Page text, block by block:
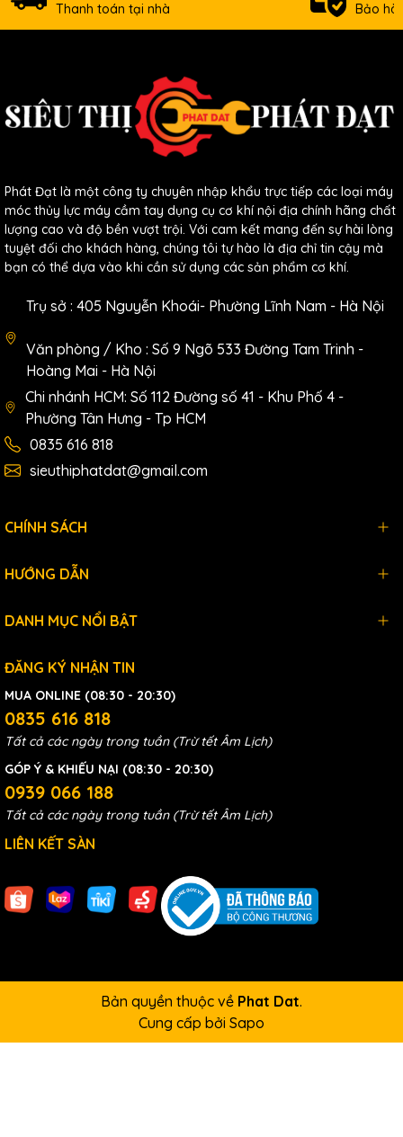
Thanh toán tại nhà Bảo
Phát Đạt là một công ty chuyên nhập khẩu trực tiếp các loại máy
móc thủy lực máy cầm tay dụng cụ cơ khí nội địa chính hãng chất
lượng cao và độ bền vượt trội. Với cam kết mang đến sự hài lòng
tuyệt đối cho khách hàng, chúng tôi tự hào là địa chỉ tin cậy mà
bạn có thể dựa vào khi cần sử dụng các sản phẩm cơ khí.
Trụ sở : 405 Nguyễn Khoái- Phường Lĩnh Nam - Hà Nội
Văn phòng / Kho : Số 9 Ngõ 533 Đường Tam Trinh -
Hoàng Mai - Hà Nội
Chi nhánh HCM: Số 112 Đường số 41 - Khu Phố 4 -
Phường Tân Hưng - Tp HCM
0835 616 818
sieuthiphatdat@gmail.com
CHÍNH SÁCH
HƯỚNG DẪN
DANH MỤC NỔI BẬT
ĐĂNG KÝ NHẬN TIN
MUA ONLINE (08:30 - 20:30)
0835 616 818
Tất cả các ngày trong tuần (Trừ tết Âm Lịch)
GÓP Ý & KHIẾU NẠI (08:30 - 20:30)
0939 066 188
Tất cả các ngày trong tuần (Trừ tết Âm Lịch)
LIÊN KẾT SÀN
Bản quyền thuộc về Phat Dat.
Cung cấp bởi Sapo